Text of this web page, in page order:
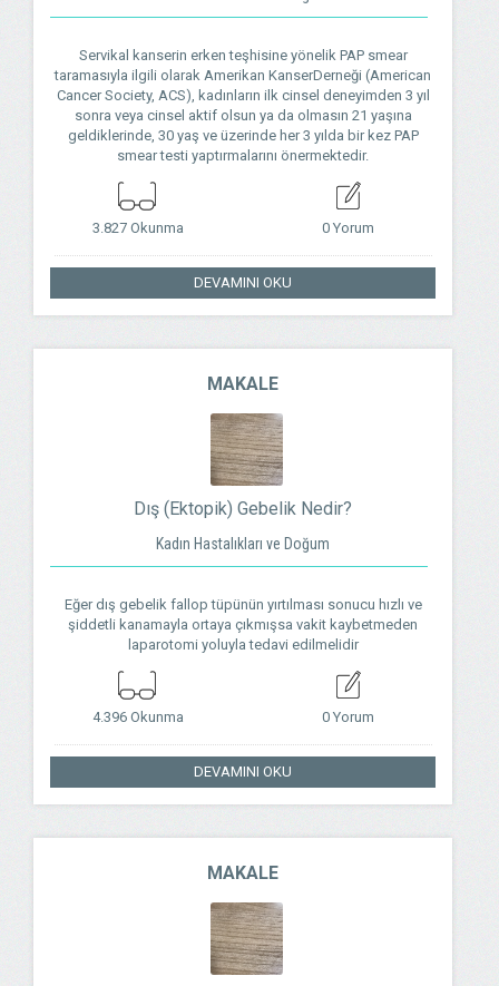
Servikal kanserin erken teşhisine yönelik PAP smear
taramasıyla ilgili olarak Amerikan KanserDerneği (American
Cancer Society, ACS), kadınların ilk cinsel deneyimden 3 yıl
sonra veya cinsel aktif olsun ya da olmasın 21 yaşına
geldiklerinde, 30 yaş ve üzerinde her 3 yılda bir kez PAP
smear testi yaptırmalarını önermektedir.
3.827 Okunma 0 Yorum
DEVAMINI OKU
MAKALE
Dış (Ektopik) Gebelik Nedir?
Kadın Hastalıkları ve Doğum
Eğer dış gebelik fallop tüpünün yırtılması sonucu hızlı ve
şiddetli kanamayla ortaya çıkmışsa vakit kaybetmeden
laparotomi yoluyla tedavi edilmelidir
4.396 Okunma 0 Yorum
DEVAMINI OKU
MAKALE